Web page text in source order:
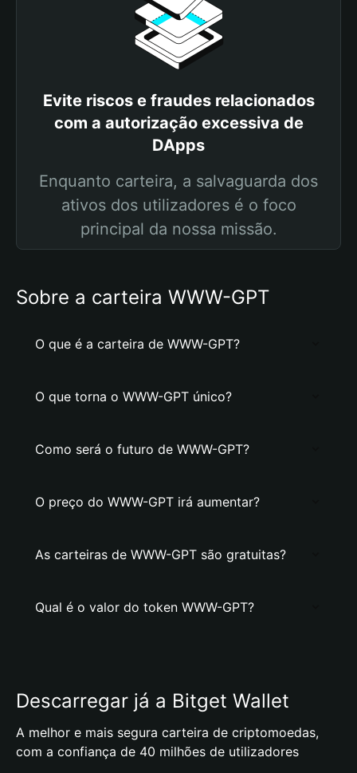
Evite riscos e fraudes relacionados
com a autorização excessiva de
DApps
Enquanto carteira, a salvaguarda dos
ativos dos utilizadores é o foco
principal da nossa missão.
Sobre a carteira WWW-GPT
O que é a carteira de WWW-GPT?
O que torna o WWW-GPT único?
Como será o futuro de WWW-GPT?
O preço do WWW-GPT irá aumentar?
As carteiras de WWW-GPT são gratuitas?
Qual é o valor do token WWW-GPT?
Descarregar já a Bitget Wallet
A melhor e mais segura carteira de criptomoedas,
com a confiança de 40 milhões de utilizadores